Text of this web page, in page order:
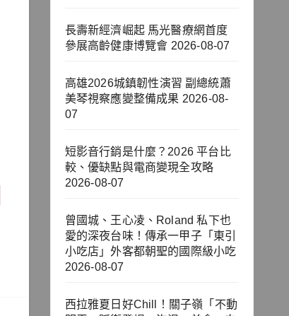
長壽新經濟崛起 馬光醫療網首度
參展高齡健康博覽會 2026-08-07
高雄2026城鎮韌性演習 副總統蕭
美琴視察應變整備成果 2026-08-
07
短影音行銷是什麼？2026 平台比
較、優缺點與電商變現全攻略
2026-08-07
曾國城、王心凌、Roland 私下也
愛的深夜台味！傳承一甲子「東引
小吃店」外客都朝聖的國際級小吃
2026-08-07
西拉雅夏日好Chill！關子嶺「不動